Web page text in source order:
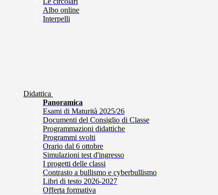
Albo online
Interpelli
Didattica
Panoramica
Esami di Maturità 2025/26
Documenti del Consiglio di Classe
Programmazioni didattiche
Programmi svolti
Orario dal 6 ottobre
Simulazioni test d'ingresso
I progetti delle classi
Contrasto a bullismo e cyberbullismo
Libri di testo 2026-2027
Offerta formativa